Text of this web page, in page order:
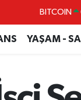
EURO
YAŞAM -